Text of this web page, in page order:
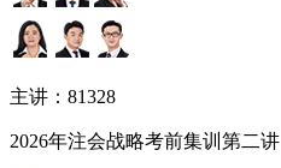
主讲：81328
2026年注会战略考前集训第二讲